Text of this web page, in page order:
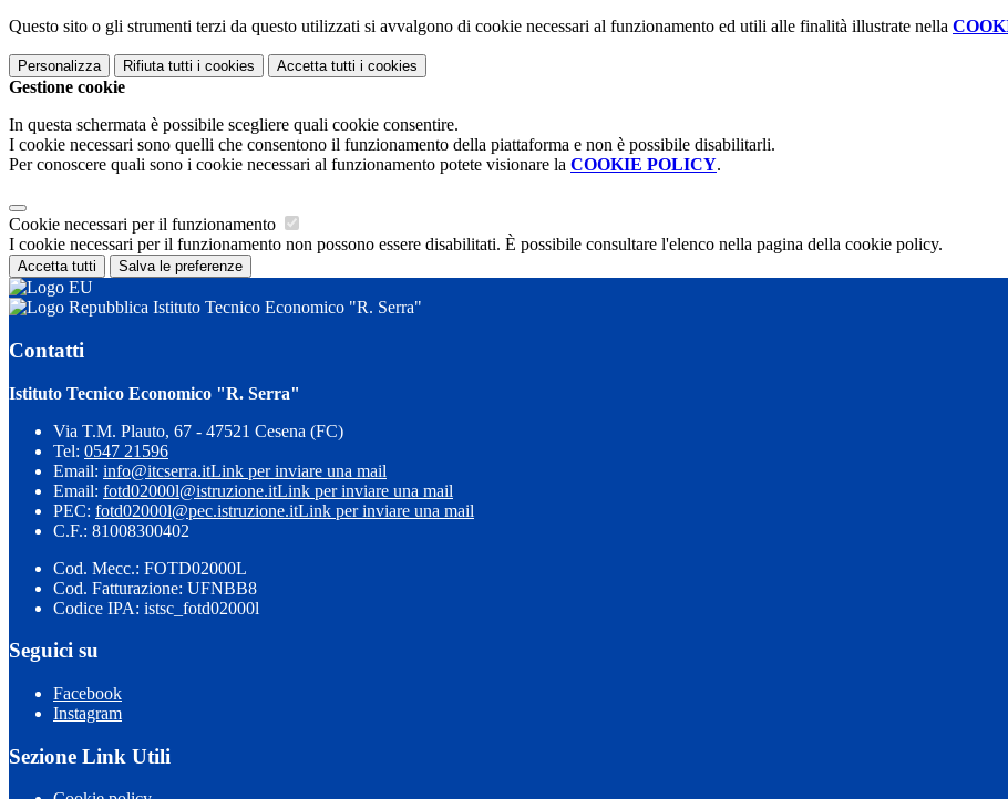
Questo sito o gli strumenti terzi da questo utilizzati si avvalgono di cookie necessari al funzionamento ed utili alle finalità illustrate nella
Personalizza Rifiuta tutti i cookies Accetta tutti i cookies
Gestione cookie
In questa schermata è possibile scegliere quali cookie consentire.
I cookie necessari sono quelli che consentono il funzionamento della piattaforma e non è possibile disabilitarli.
Per conoscere quali sono i cookie necessari al funzionamento potete visionare la COOKIE POLICY.
Cookie necessari per il funzionamento
I cookie necessari per il funzionamento non possono essere disabilitati. È possibile consultare l'elenco nella pagina della cookie policy.
Accetta tutti Salva le preferenze
Istituto Tecnico Economico "R. Serra"
Contatti
Istituto Tecnico Economico "R. Serra"
Via T.M. Plauto, 67 - 47521 Cesena (FC)
Tel: 0547 21596
Email: info@itcserra.itLink per inviare una mail
Email: fotd02000l@istruzione.itLink per inviare una mail
PEC: fotd02000l@pec.istruzione.itLink per inviare una mail
C.F.: 81008300402
Cod. Mecc.: FOTD02000L
Cod. Fatturazione: UFNBB8
Codice IPA: istsc_fotd02000l
Seguici su
Facebook
Instagram
Sezione Link Utili